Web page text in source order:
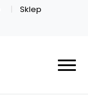
Sklep